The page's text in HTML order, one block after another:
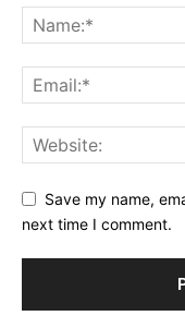
Save my name,
next time I comment.